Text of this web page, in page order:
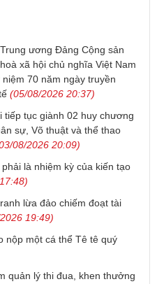
ương Đảng Cộng sản
xã hội chủ nghĩa Việt Nam
70 năm ngày truyền
(05/08/2026 20:37)
tục giành 02 huy chương
sự, Võ thuật và thể thao
08/2026 20:09)
là nhiệm kỳ của kiến tạo
lừa đảo chiếm đoạt tài
19:49)
nộp một cá thể Tê tê quý
quản lý thi đua, khen thưởng